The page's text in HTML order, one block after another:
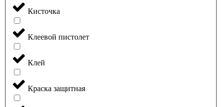
Кисточка
Клеевой пистолет
Клей
Краска защитная